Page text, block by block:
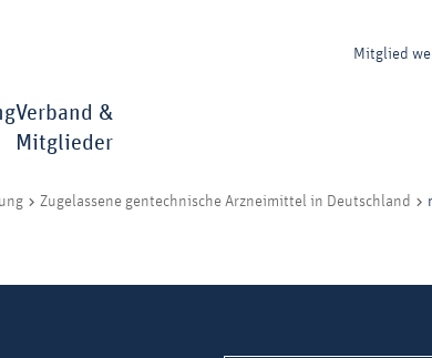
Mitglied
Verband &
Mitglieder
Zugelassene gentechnische Arzneimittel in Deutschland